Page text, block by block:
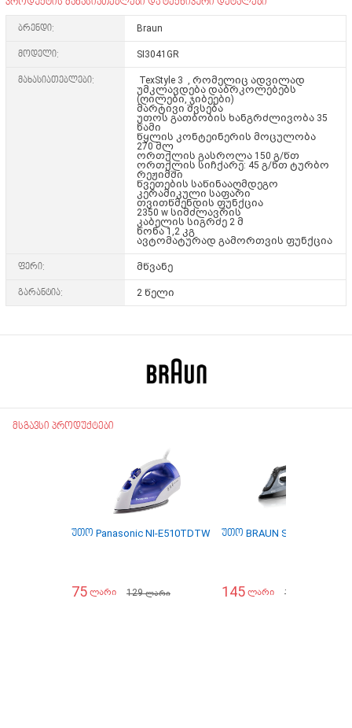
ბრენდი: Braun
მოდელი: SI3041GR
მახასიათებლები:
TexStyle 3 , რომელიც ადვილად
უმკლავდება დაბრკოლებებს
(ღილები, ჯიბეები)
მარტივი შვსება
უთოს გათბობის ხანგრძლივობა 35
წამი
წყლის კონტეინერის მოცულობა
270 მლ
ორთქლის გასროლა 150 გ/წთ
ორთქლის სიჩქარე: 45 გ/წთ ტურბო
რეჟიმში
წვეთების საწინააღმდეგო
კერამიკული საფარი
თვითწმენდის ფუნქცია
2350 w სიმძლავრის
კაბელის სიგრძე 2 მ
წონა 1,2 კგ
ავტომატურად გამორთვის ფუნქცია
ფერი: მწვანე
გარანტია: 2 წელი
მსგავსი პროდუქტები
უთო Panasonic NI-E510TDTW
75 ლარი 129ლარი
უთო BRAUN SI3055BK SI
145 ლარი 179